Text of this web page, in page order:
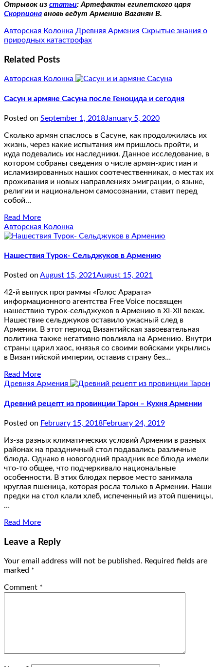
Отрывок из статьи: Артефакты египетского царя
Скорпиона вновь ведут Армению Ваганян В.
Авторская Колонка Древняя Армения Скрытые знания о
природных катастрофах
Related Posts
Авторская Колонка
Сасун и армяне Сасуна после Геноцида и сегодня
Posted on September 1, 2018January 5, 2020
Сколько армян спаслось в Сасуне, как продолжилась их
жизнь, через какие испытания им пришлось пройти, и
куда подевались их наследники. Данное исследование, в
котором собраны сведения о числе армян-христиан и
исламизированных наших соотечественниках, о местах их
проживания и новых направлениях эмиграции, о языке,
религии и национальном самосознании, ставит перед
собой…
Read More
Авторская Колонка
Нашествия Турок- Сельджуков в Армению
Posted on August 15, 2021August 15, 2021
42-й выпуск программы «Голос Арарата»
информационного агентства Free Voice посвящен
нашествию турок-сельджуков в Армению в XI-XII веках.
Нашествие сельджуков оставило ужасный след в
Армении. В этот период Византийская завоевательная
политика также негативно повлияла на Армению. Внутри
страны царил хаос, князья со своими войсками укрылись
в Византийской империи, оставив страну без…
Read More
Древняя Армения
Древний рецепт из провинции Тарон – Кухня Армении
Posted on February 15, 2018February 24, 2019
Из-за разных климатических условий Армении в разных
районах на праздничный стол подавались различные
блюда. Однако в новогодний праздник все блюда имели
что-то общее, что подчеркивало национальные
особенности. В этих блюдах первое место занимала
круглая пшеница, которая росла только в Армении. Наши
предки на стол клали хлеб, испеченный из этой пшеницы,
…
Read More
Leave a Reply
Your email address will not be published. Required fields are
marked *
Comment *